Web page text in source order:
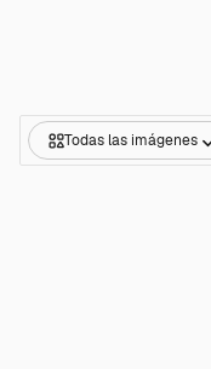
Todas las imágenes